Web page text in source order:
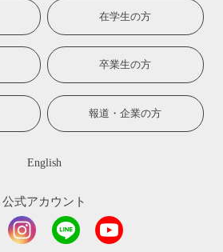
在学生の方
卒業生の方
報道・企業の方
English
公式アカウント